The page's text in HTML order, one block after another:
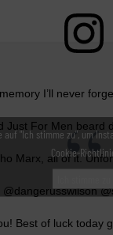
I’ll never
Just For Men beard
Marx, all of it.
Best of luck today
auf "Ich stimme zu", um
Cookie-